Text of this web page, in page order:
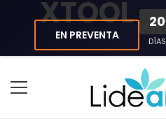
XTOOL
EN PREVENTA
20
DÍAS